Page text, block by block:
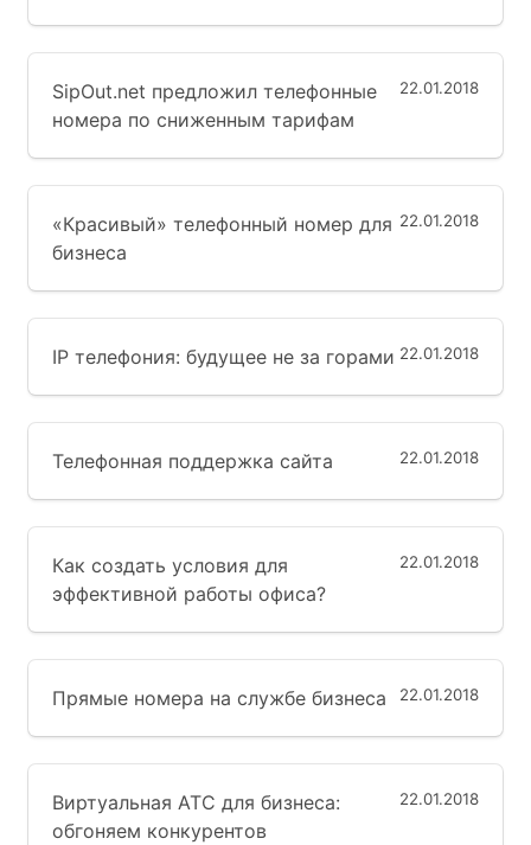
22.01.2018
SipOut.net предложил телефонные
номера по сниженным тарифам
22.01.2018
«Красивый» телефонный номер для
бизнеса
22.01.2018
IP телефония: будущее не за горами
22.01.2018
Телефонная поддержка сайта
22.01.2018
Как создать условия для
эффективной работы офиса?
22.01.2018
Прямые номера на службе бизнеса
22.01.2018
Виртуальная АТС для бизнеса:
обгоняем конкурентов